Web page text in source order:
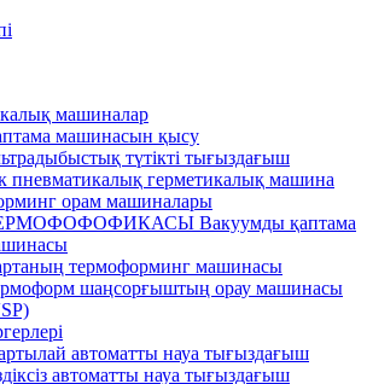
машиналар
машинасын қысу
түтікті тығыздағыш
пневматикалық герметикалық машина
орам машиналары
Вакуумды қаптама
термоформинг машинасы
шаңсорғыштың орау машинасы
автоматты науа тығыздағыш
автоматты науа тығыздағыш